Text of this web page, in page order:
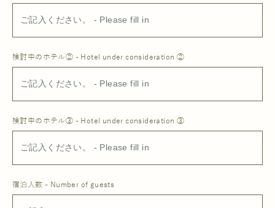
検討中のホテル② - Hotel under consideration ②
検討中のホテル③ - Hotel under consideration ③
宿泊人数 - Number of guests